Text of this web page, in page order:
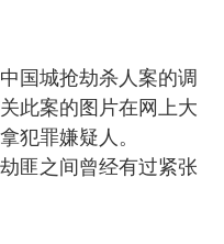
国城抢劫杀人案的调
此案的图片在网上大
犯罪嫌疑人。
匪之间曾经有过紧张